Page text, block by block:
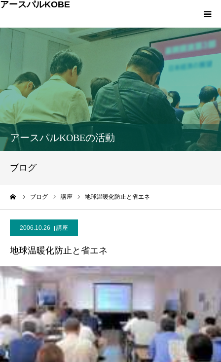
アースパルKOBE
アースパルKOBEの活動
ブログ
ブログ 講座 地球温暖化防止と省エネ
2006.10.26 講座
地球温暖化防止と省エネ
アースパルKOBEとは
こうべエコちゃれゼミ
各種申込・お問合せ